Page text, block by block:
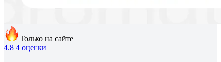
Только на сайте
4.8 4 оценки